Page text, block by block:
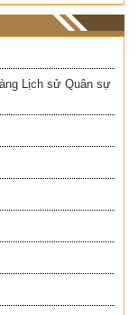
Lịch sử Quân sự